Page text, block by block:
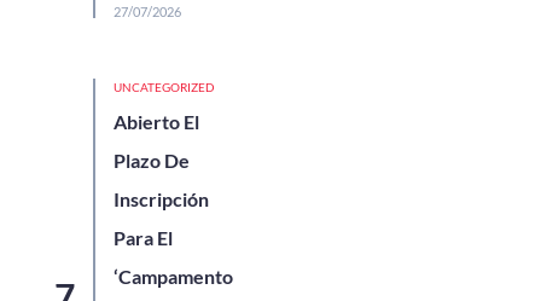
27/07/2026
UNCATEGORIZED
Abierto El
Plazo De
Inscripción
Para El
‘Campamento